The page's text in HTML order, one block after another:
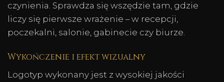
czynienia. Sprawdza się wszędzie tam, gdzie
liczy się pierwsze wrażenie – w recepcji,
poczekalni, salonie, gabinecie czy biurze.
Wykończenie i efekt wizualny
Logotyp wykonany jest z wysokiej jakości